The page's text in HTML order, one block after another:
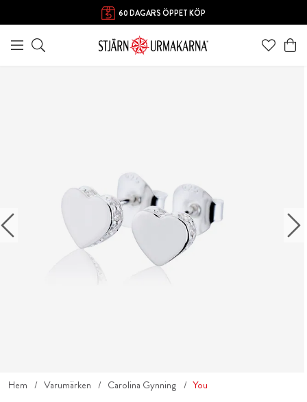
60 DAGARS ÖPPET KÖP
Hem Varumärken Carolina Gynning You